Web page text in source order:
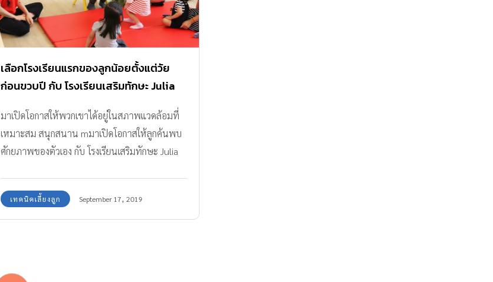
เลือกโรงเรียนแรกของลูกน้อยตั้งแต่วัย
ก่อนขวบปี กับ โรงเรียนเสริมทักษะ Julia
มาเปิดโอกาสให้พวกเขาได้อยู่ในสภาพแวดล้อมที่
เหมาะสม สนุกสนาน mมาเปิดโอกาสให้ลูกค้นพบ
ศักยภาพของตัวเอง กับ โรงเรียนเสริมทักษะ Julia
เทคนิคเลี้ยงลูก September 17, 2019